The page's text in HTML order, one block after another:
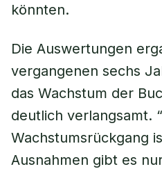
könnten.
Die Auswertungen
vergangenen sechs
das Wachstum der
deutlich verlangsamt.
Wachstumsrückgang
Ausnahmen gibt es